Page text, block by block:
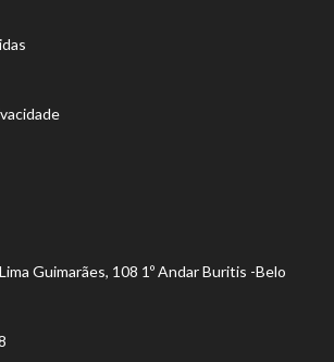
Guimarães, 108 1º Andar Buritis -Belo